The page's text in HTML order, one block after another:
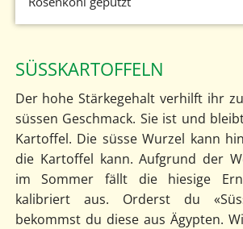
SÜSSKARTOFFELN
Der hohe Stärkegehalt verhilft ihr
süssen Geschmack. Sie ist und
Kartoffel. Die süsse Wurzel kann
die Kartoffel kann. Aufgrund der
im Sommer fällt die hiesige
kalibriert aus. Orderst du
bekommst du diese aus Ägypten.